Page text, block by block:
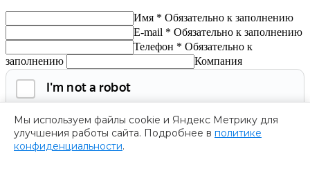
Мы используем файлы cookie и Яндекс Метрику для
улучшения работы сайта. Подробнее в политике
конфиденциальности.
Имя * Обязательно к заполнению
E-mail * Обязательно к заполнению
Телефон * Обязательно к
заполнению
Компания